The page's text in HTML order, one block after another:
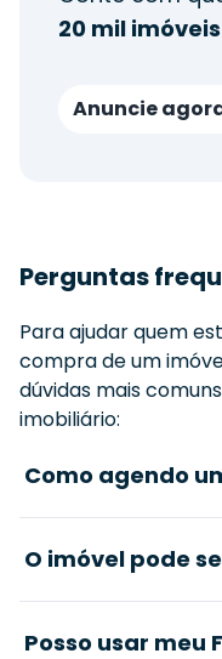
20 mil imóveis
Anuncie
Perguntas
Para ajudar quem
compra de um
dúvidas mais
imobiliário:
Como agendo
O imóvel pode
Posso usar meu